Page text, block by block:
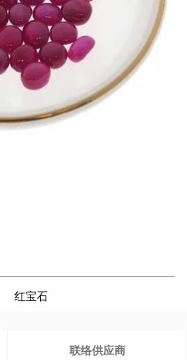
红宝石
联络供应商